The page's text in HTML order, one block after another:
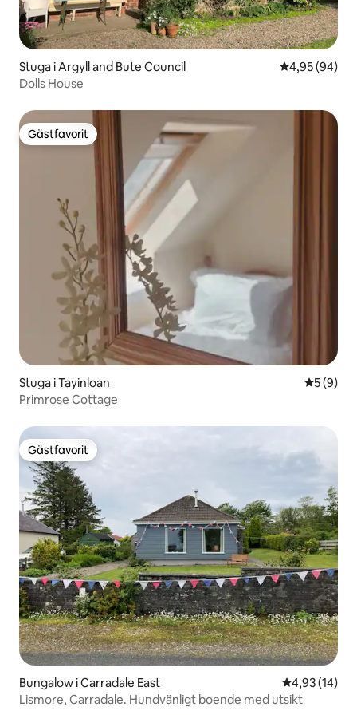
Stuga i Argyll and Bute Council 4,95 av 5 i
4,95 (94)
Dolls House
Gästfavorit
Gästfavorit
Stuga i Tayinloan 5 av 5 i
5 (9)
Primrose Cottage
Gästfavorit
Gästfavorit
Bungalow i Carradale East 4,93 av 5 i
4,93 (14)
Lismore, Carradale. Hundvänligt boende med utsikt